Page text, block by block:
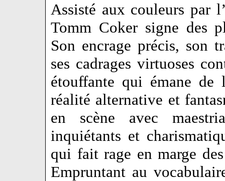
Assisté aux couleurs par
Tomm Coker signe des
Son encrage précis, son
ses cadrages virtuoses
étouffante qui émane de
réalité alternative et
en scène avec
inquiétants et
qui fait rage en marge
Empruntant au